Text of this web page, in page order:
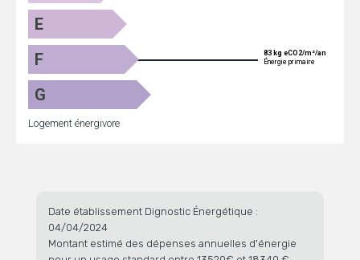
E
F
83 kg eCO2/m²/an
Énergie primaire
G
Logement énergivore
Date établissement Dignostic Énergétique :
04/04/2024
Montant estimé des dépenses annuelles d'énergie